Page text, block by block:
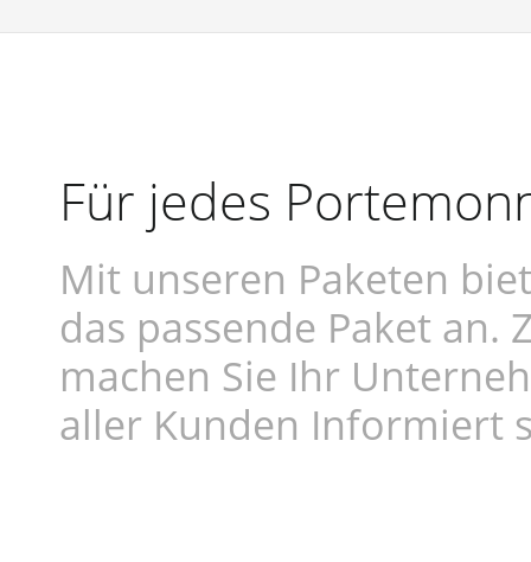
Für jedes
Mit unseren Paketen
das passende Paket an.
machen Sie Ihr
aller Kunden Informiert